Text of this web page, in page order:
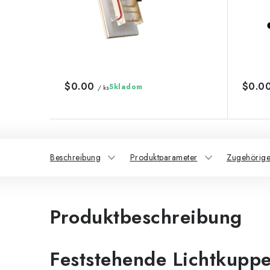
$0.00 / ksSkladom
Beschreibung Produktparameter
Produktbeschreibung
Feststehende